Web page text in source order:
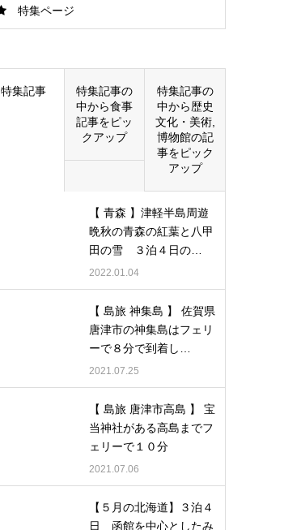
館
特集ページ
特集記事
特集記事の
中から食事
記事をピッ
クアップ
特集記事の
中から歴史
文化・美術,
博物館の記
事をピック
アップ
【 青森 】津軽半島周遊
晩秋の青森の紅葉と八甲
田の雪 ３泊４日の…
2022.01.04
【 島旅 神集島 】 佐賀県
唐津市の神集島はフェリ
ーで８分で到着し…
2021.07.25
【 島旅 唐津市高島 】 宝
当神社がある高島までフ
ェリーで１０分
2021.07.06
【５月の北海道】３泊４
日 函館を中心としたみ